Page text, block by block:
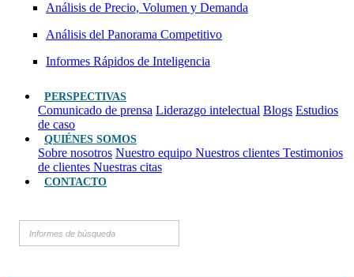
Análisis de Precio, Volumen y Demanda
Análisis del Panorama Competitivo
Informes Rápidos de Inteligencia
PERSPECTIVAS
Comunicado de prensa Liderazgo intelectual Blogs Estudios
de caso
QUIÉNES SOMOS
Sobre nosotros Nuestro equipo Nuestros clientes Testimonios
de clientes Nuestras citas
CONTACTO